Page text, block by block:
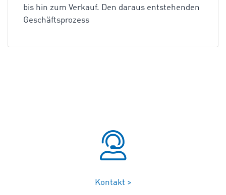
bis hin zum Verkauf. Den daraus entstehenden
Geschäftsprozess
Kontakt >